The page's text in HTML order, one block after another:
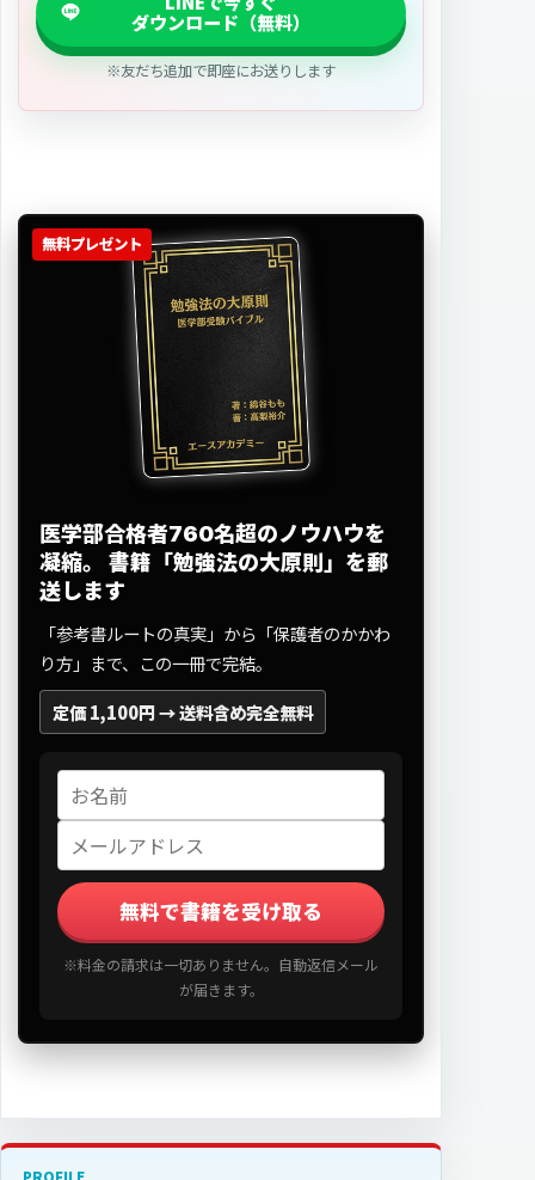
※友だち追加で即座にお送りします
無料プレゼント
医学部合格者760名超のノウハウを
凝縮。 書籍「勉強法の大原則」を郵
送します
「参考書ルートの真実」から「保護者のかかわ
り方」まで、この一冊で完結。
定価 1,100円 →送料含め完全無料
無料で書籍を受け取る
※料金の請求は一切ありません。自動返信メール
が届きます。